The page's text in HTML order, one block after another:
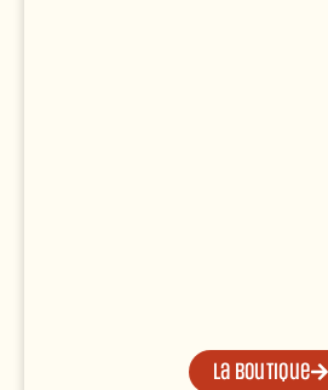
La boutique